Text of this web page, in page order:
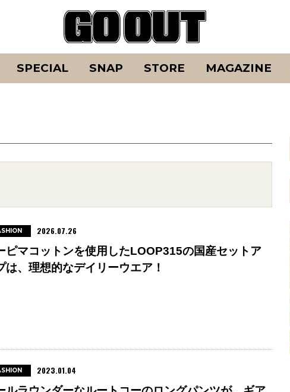
SPECIAL SNAP STORE MAGAZINE
ピマコットンを使用したLOOP315の国産セットア
は、理想的なデイリーウエア！
2026.07.26
2023.01.04